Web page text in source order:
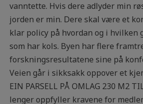
vanntette. Hvis dere adlyder min
jorden er min. Dere skal være et
klar policy på hvordan og i
som har kols. Byen har flere
forskningsresultatene sine på
Veien går i sikksakk oppover et
EIN PARSELL PÅ OMLAG 230 M2
lenger oppfyller kravene for